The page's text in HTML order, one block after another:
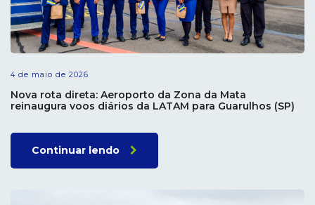
4 de maio de 2026
Nova rota direta: Aeroporto da Zona da Mata
reinaugura voos diários da LATAM para Guarulhos (SP)
Continuar lendo